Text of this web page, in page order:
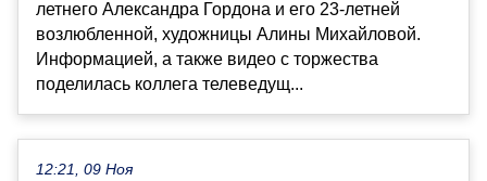
летнего Александра Гордона и его 23-летней
возлюбленной, художницы Алины Михайловой.
Информацией, а также видео с торжества
поделилась коллега телеведущ...
12:21, 09 Ноя